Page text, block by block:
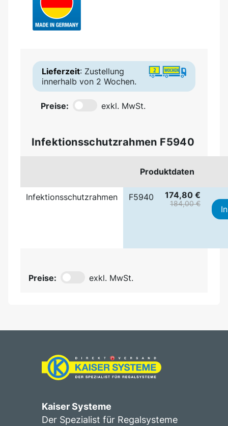
Lieferzeit: Zustellung
innerhalb von 2 Wochen.
Preise: exkl. MwSt.
Infektionsschutzrahmen F5940
Produktdaten
Infektionsschutzrahmen F5940 174,80 €
184,00 €
Preise: exkl. MwSt.
Kaiser Systeme
Der Spezialist für Regalsysteme